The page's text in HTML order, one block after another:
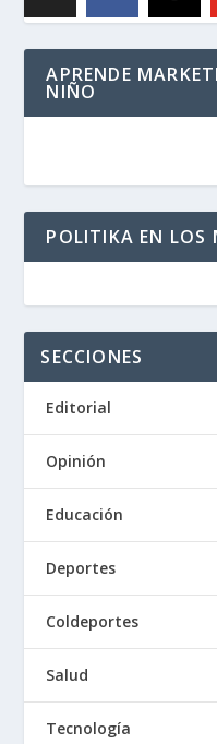
APRENDE
NIÑO
POLITIKA EN LOS
SECCIONES
Editorial
Opinión
Educación
Deportes
Coldeportes
Salud
Tecnología